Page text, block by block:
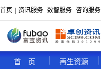
首页 资讯服务 数智服务 咨询服务
首 页 再生资源